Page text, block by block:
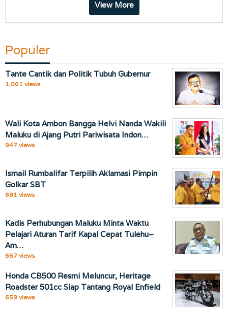
View More
Populer
Tante Cantik dan Politik Tubuh Gubernur
1,061 views
Wali Kota Ambon Bangga Helvi Nanda Wakili
Maluku di Ajang Putri Pariwisata Indon…
947 views
Ismail Rumbalifar Terpilih Aklamasi Pimpin
Golkar SBT
681 views
Kadis Perhubungan Maluku Minta Waktu
Pelajari Aturan Tarif Kapal Cepat Tulehu–
Am…
667 views
Honda CB500 Resmi Meluncur, Heritage
Roadster 501cc Siap Tantang Royal Enfield
659 views